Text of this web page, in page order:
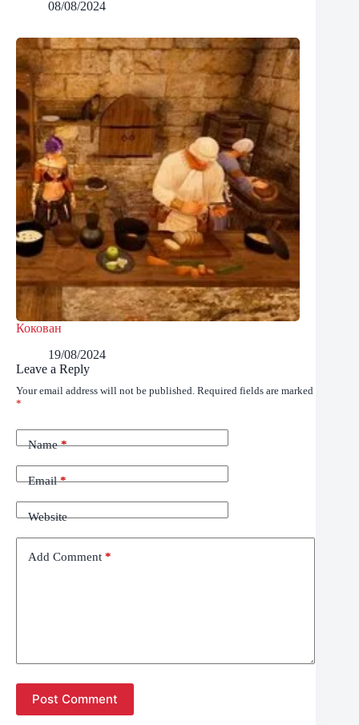
08/08/2024
Кокован
19/08/2024
Leave a Reply
Your email address will not be published. Required fields are marked
*
Name*
Email*
Website
Add Comment *
Post Comment